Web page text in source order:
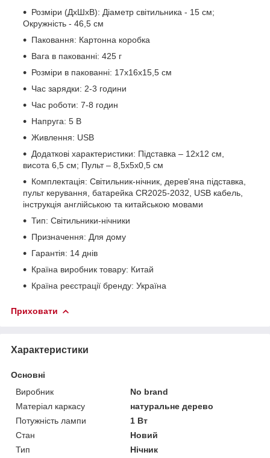
Розміри (ДхШхВ): Діаметр світильника - 15 см;
Окружність - 46,5 см
Паковання: Картонна коробка
Вага в пакованні: 425 г
Розміри в пакованні: 17х16х15,5 см
Час зарядки: 2-3 години
Час роботи: 7-8 годин
Напруга: 5 В
Живлення: USB
Додаткові характеристики: Підставка – 12х12 см,
висота 6,5 см; Пульт – 8,5х5х0,5 см
Комплектація: Світильник-нічник, дерев'яна підставка,
пульт керування, батарейка CR2025-2032, USB кабель,
інструкція англійською та китайською мовами
Тип: Світильники-нічники
Призначення: Для дому
Гарантія: 14 днів
Країна виробник товару: Китай
Країна реєстрації бренду: Україна
Приховати
Характеристики
Основні
Виробник
No brand
Матеріал каркасу
натуральне дерево
Потужність лампи
1 Вт
Стан
Новий
Тип
Нічник